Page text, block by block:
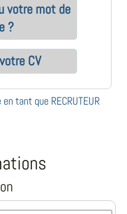
votre mot de
?
CV
tant que RECRUTEUR